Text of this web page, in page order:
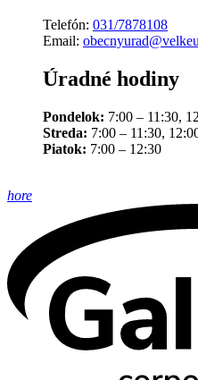
Telefón: 031/7878108
Email:
Úradné hodiny
Pondelok: 7:00 – 11:30,
Streda: 7:00 – 11:30,
Piatok: 7:00 – 12:30
hore